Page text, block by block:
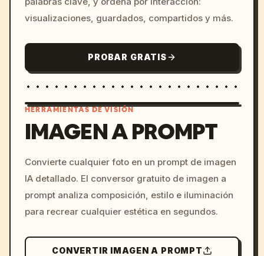
visualizaciones, guardados, compartidos y más.
PROBAR GRATIS
c, cyberpunk sunset, neon
colors, 8k --v 6.0
HERRAMIENTAS DE VISIÓN
IMAGEN A PROMPT
Convierte cualquier foto en un prompt de imagen
IA detallado. El conversor gratuito de imagen a
prompt analiza composición, estilo e iluminación
para recrear cualquier estética en segundos.
CONVERTIR IMAGEN A PROMPT